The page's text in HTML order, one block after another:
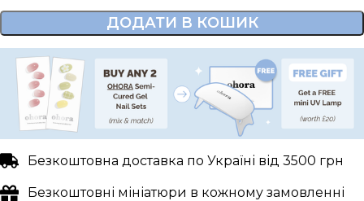
ДОДАТИ В КОШИК
Безкоштовна доставка по Україні від 3500 грн
Безкоштовні мініатюри в кожному замовленні